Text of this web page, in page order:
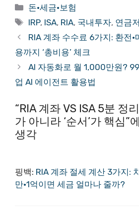
카
테
리
돈·세금·보험
태
그
IRP, ISA, RIA, 국내투자, 연금
RIA 계좌 수수료 6가지: 환전·
용까지 ‘총비용’ 체크
AI 자동화로 월 1,000만원?
업 AI 에이전트 활용법
“RIA 계좌 VS ISA 5분 정
가 아니라 ‘순서’가 핵심”
생각
핑백: RIA 계좌 절세 계산 3가지:
만·1억이면 세금 얼마나 줄까?